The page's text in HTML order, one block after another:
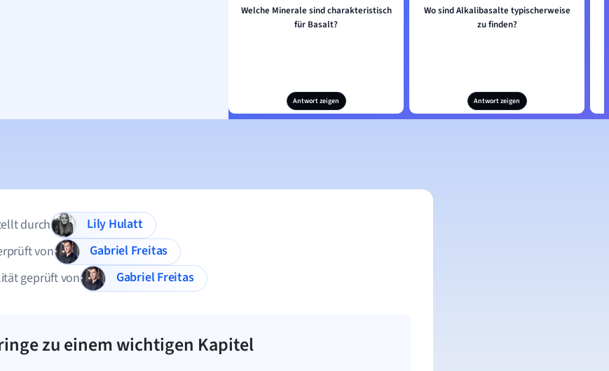
Welche Minerale sind charakteristisch
für Basalt?
Antwort zeigen
Wo sind Alkalibasalte typischerweise
zu finden?
Antwort zeigen
durch
Lily Hulatt
von
Gabriel Freitas
geprüft von
Gabriel Freitas
zu einem wichtigen Kapitel